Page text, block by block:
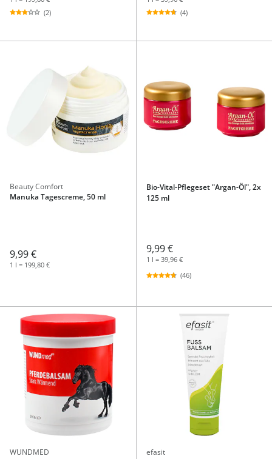
(2)
(4)
Beauty Comfort
Manuka Tagescreme, 50 ml
9,99 €
1 l = 199,80 €
Bio-Vital-Pflegeset "Argan-Öl", 2x
125 ml
9,99 €
1 l = 39,96 €
(46)
WUNDMED
efasit